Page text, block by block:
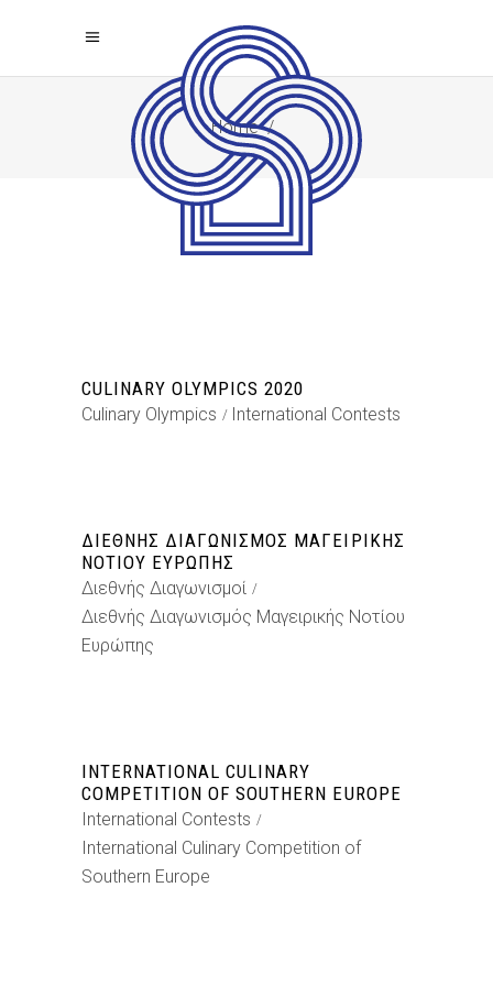
Home/
CULINARY OLYMPICS 2020
Culinary Olympics International Contests
ΔΙΕΘΝΉΣ ΔΙΑΓΩΝΙΣΜΌΣ ΜΑΓΕΙΡΙΚΉΣ
ΝΟΤΊΟΥ ΕΥΡΏΠΗΣ
Διεθνής Διαγωνισμοί
Διεθνής Διαγωνισμός Μαγειρικής Νοτίου
Ευρώπης
INTERNATIONAL CULINARY
COMPETITION OF SOUTHERN EUROPE
International Contests
International Culinary Competition of
Southern Europe